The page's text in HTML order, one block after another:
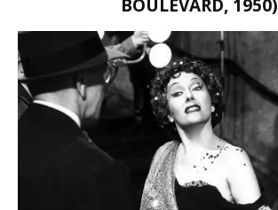
BOULEVARD, 1950)